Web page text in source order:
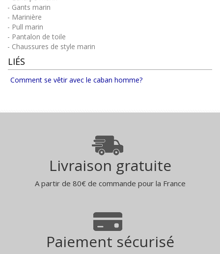
- Gants marin
- Marinière
- Pull marin
- Pantalon de toile
- Chaussures de style marin
LIÉS
Comment se vêtir avec le caban homme?
Livraison gratuite
A partir de 80€ de commande pour la France
Paiement sécurisé